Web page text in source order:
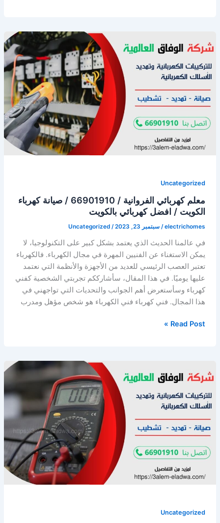
66901910
/
كهربجي
منازل
الكويت
كهربائي
هندي
Uncategorized
معلم كهربائي الفروانية / 66901910 / صيانة كهرباء
الكويت / افضل كهربائي بالكويت
electrichomes
/ سبتمبر 23, 2023 /
Uncategorized
في عالمنا الحديث الذي يعتمد بشكل كبير على التكنولوجيا، لا
يمكن الاستغناء عن الفنيين المهرة في مجال الكهرباء. فالكهرباء
تعتبر العصب الرئيسي للعديد من الأجهزة والأنظمة التي نعتمد
عليها يوميًا. في هذا المقال، سأشارككم تجربتي الشخصية كفني
كهرباء وسأستعرض أهم الجوانب والتحديات التي تواجهني في
هذا المجال. فني كهرباء فني الكهرباء هو شخص مؤهل ومدرب
معلم
66901910
/
صيانة
كهرباء
الكويت
/
كهربائي
بالكويت
Read Post »
Uncategorized